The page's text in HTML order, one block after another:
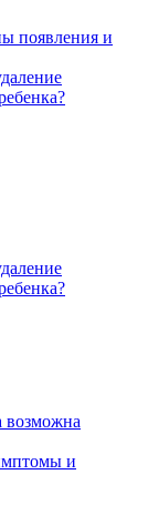
появления и
возможна
и